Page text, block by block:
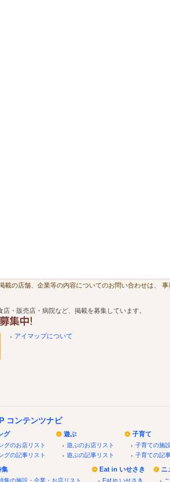
載の店舗、企業等の内容についてのお問い合わせは、
・販売店・病院など、掲載を募集しています。
アイマップについて
コンテンツナビ
グ
グのお店リスト
グの記事リスト
遊ぶ
遊ぶのお店リスト
遊ぶの記事リスト
子育て
子育ての施
子育ての記
集
集の施設・企業・お店リスト
Eat in いせさき
Eat in いせさき
ニ